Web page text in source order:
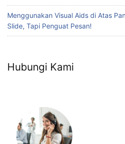
Menggunakan Visual Aids di Atas
Slide, Tapi Penguat Pesan!
Hubungi Kami